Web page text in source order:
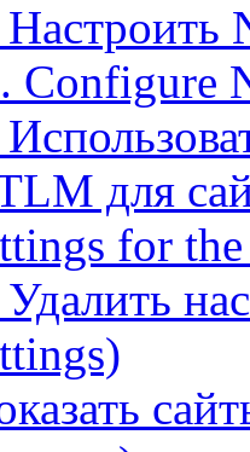
Настроить
Configure
для
for